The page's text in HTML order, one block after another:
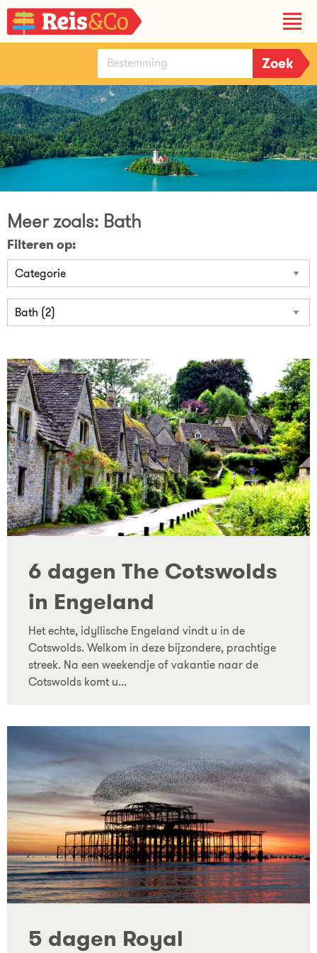
Meer zoals: Bath
Filteren op:
6 dagen The Cotswolds
in Engeland
Het echte, idyllische Engeland vindt u in de
Cotswolds. Welkom in deze bijzondere, prachtige
streek. Na een weekendje of vakantie naar de
Cotswolds komt u...
5 dagen Royal